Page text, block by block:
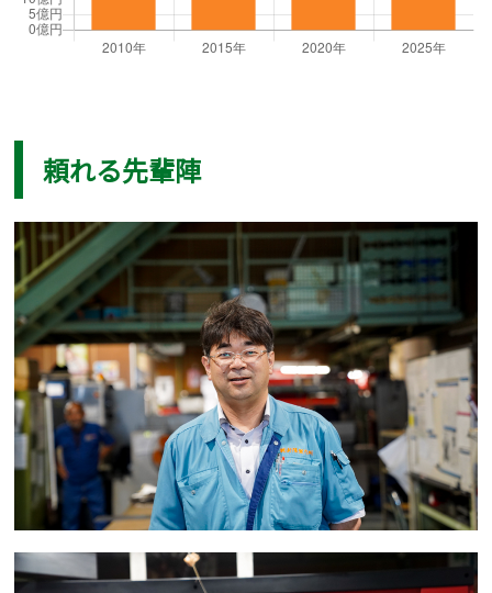
頼れる先輩陣